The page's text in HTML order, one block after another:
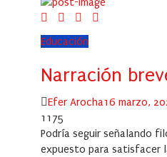
Educación
Narración
Author
Efer ArochaPosted
16 marzo,
1175
Podría seguir señalando
expuesto para satisfacer